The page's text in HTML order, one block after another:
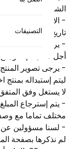
التصنيفات
الشراء ومغلفا
تاريخ الشراء.
- يرجى التواصل
أجل طلب الإسترجاع
- يرجى تصوير
ليتم إستبداله
لا يستغل وفق
- يتم إسترجاع
مختلف تماما مع
- لسنا مسؤولين
لم نذكرها بصفحة